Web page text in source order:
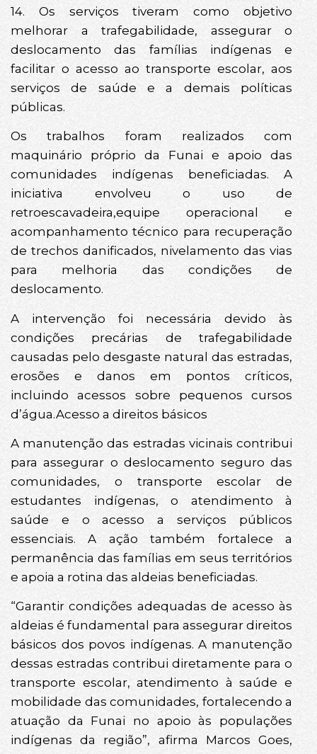
14. Os serviços tiveram como objetivo
melhorar a trafegabilidade, assegurar o
deslocamento das famílias indígenas e
facilitar o acesso ao transporte escolar, aos
serviços de saúde e a demais políticas
públicas.
Os trabalhos foram realizados com
maquinário próprio da Funai e apoio das
comunidades indígenas beneficiadas. A
iniciativa envolveu o uso de
retroescavadeira,equipe operacional e
acompanhamento técnico para recuperação
de trechos danificados, nivelamento das vias
para melhoria das condições de
deslocamento.
A intervenção foi necessária devido às
condições precárias de trafegabilidade
causadas pelo desgaste natural das estradas,
erosões e danos em pontos críticos,
incluindo acessos sobre pequenos cursos
d’água.Acesso a direitos básicos
A manutenção das estradas vicinais contribui
para assegurar o deslocamento seguro das
comunidades, o transporte escolar de
estudantes indígenas, o atendimento à
saúde e o acesso a serviços públicos
essenciais. A ação também fortalece a
permanência das famílias em seus territórios
e apoia a rotina das aldeias beneficiadas.
“Garantir condições adequadas de acesso às
aldeias é fundamental para assegurar direitos
básicos dos povos indígenas. A manutenção
dessas estradas contribui diretamente para o
transporte escolar, atendimento à saúde e
mobilidade das comunidades, fortalecendo a
atuação da Funai no apoio às populações
indígenas da região”, afirma Marcos Goes,